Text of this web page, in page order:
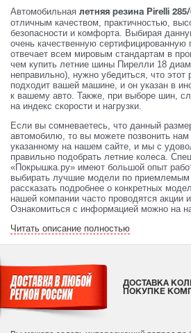
Автомобильная летняя резина Pirelli 285/
отличным качеством, практичностью,
безопасности и комфорта. Выбирая
очень качественную сертифицированную
отвечает всем мировым стандартам в
чем купить летние шины Пирелли 18
неправильно), нужно убедиться, что этот
подходит вашей машине, и он указан в
к вашему авто. Также, при выборе шин,
на индекс скорости и нагрузки.
Если вы сомневаетесь, что данный
автомобилю, то вы можете позвонить
указанному на нашем сайте, и мы с
правильно подобрать летние колеса.
«Покрышка.ру» имеют большой опыт
выбирать лучшие модели по
рассказать подробнее о конкретных
нашей компании часто проводятся акции
Ознакомиться с информацией можно на
Читать описание полностью
ДОСТАВКА
ПОКУПКЕ